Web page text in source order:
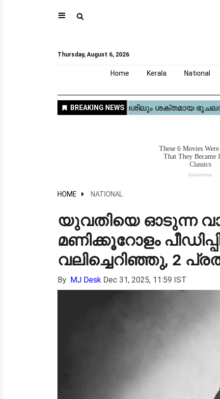
⚲
Thursday, August 6, 2026
Home Kerala National
HOME NATIONAL
യുവതിയെ ഓടുന്ന
മണിക്കൂറോളം
വലിച്ചെറിഞ്ഞു, 2
By MJ Desk Dec 31, 2025, 11:59 IST